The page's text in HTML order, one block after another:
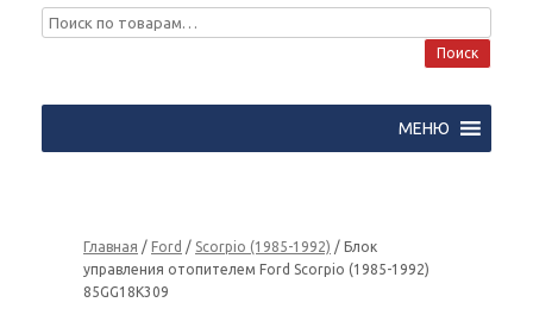
Поиск
МЕНЮ
Главная / Ford / Scorpio (1985-1992) / Блок
управления отопителем Ford Scorpio (1985-1992)
85GG18K309